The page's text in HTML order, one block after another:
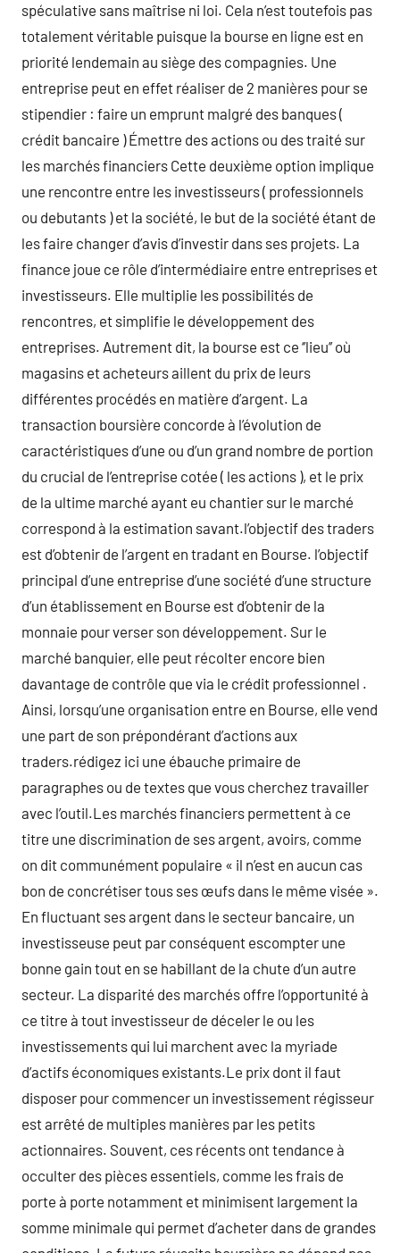
spéculative sans maîtrise ni loi. Cela n’est toutefois pas
totalement véritable puisque la bourse en ligne est en
priorité lendemain au siège des compagnies. Une
entreprise peut en effet réaliser de 2 manières pour se
stipendier : faire un emprunt malgré des banques (
crédit bancaire ) Émettre des actions ou des traité sur
les marchés financiers Cette deuxième option implique
une rencontre entre les investisseurs ( professionnels
ou debutants ) et la société, le but de la société étant de
les faire changer d’avis d’investir dans ses projets. La
finance joue ce rôle d’intermédiaire entre entreprises et
investisseurs. Elle multiplie les possibilités de
rencontres, et simplifie le développement des
entreprises. Autrement dit, la bourse est ce ‘’lieu’’ où
magasins et acheteurs aillent du prix de leurs
différentes procédés en matière d’argent. La
transaction boursière concorde à l’évolution de
caractéristiques d’une ou d’un grand nombre de portion
du crucial de l’entreprise cotée ( les actions ), et le prix
de la ultime marché ayant eu chantier sur le marché
correspond à la estimation savant.l’objectif des traders
est d’obtenir de l’argent en tradant en Bourse. l’objectif
principal d’une entreprise d’une société d’une structure
d’un établissement en Bourse est d’obtenir de la
monnaie pour verser son développement. Sur le
marché banquier, elle peut récolter encore bien
davantage de contrôle que via le crédit professionnel .
Ainsi, lorsqu’une organisation entre en Bourse, elle vend
une part de son prépondérant d’actions aux
traders.rédigez ici une ébauche primaire de
paragraphes ou de textes que vous cherchez travailler
avec l’outil.Les marchés financiers permettent à ce
titre une discrimination de ses argent, avoirs, comme
on dit communément populaire « il n’est en aucun cas
bon de concrétiser tous ses œufs dans le même visée ».
En fluctuant ses argent dans le secteur bancaire, un
investisseuse peut par conséquent escompter une
bonne gain tout en se habillant de la chute d’un autre
secteur. La disparité des marchés offre l’opportunité à
ce titre à tout investisseur de déceler le ou les
investissements qui lui marchent avec la myriade
d’actifs économiques existants.Le prix dont il faut
disposer pour commencer un investissement régisseur
est arrêté de multiples manières par les petits
actionnaires. Souvent, ces récents ont tendance à
occulter des pièces essentiels, comme les frais de
porte à porte notamment et minimisent largement la
somme minimale qui permet d’acheter dans de grandes